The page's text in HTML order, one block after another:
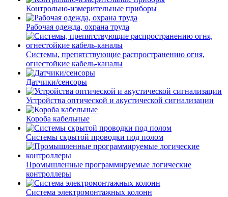
Контрольно-измерительные приборы
Рабочая одежда, охрана труда
Системы, препятствующие распространению огня,
огнестойкие кабель-каналы
Датчики/сенсоры
Устройства оптической и акустической сигнализации
Короба кабельные
Системы скрытой проводки под полом
Промышленные программируемые логические
контроллеры
Система электромонтажных колонн